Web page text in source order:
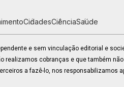
CidadesCiênciaSaúde
e sem vinculação editorial e
realizamos cobranças e que também
a fazê-lo, nos responsabilizamos